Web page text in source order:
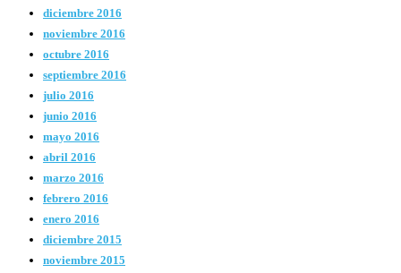
diciembre 2016
noviembre 2016
octubre 2016
septiembre 2016
julio 2016
junio 2016
mayo 2016
abril 2016
marzo 2016
febrero 2016
enero 2016
diciembre 2015
noviembre 2015